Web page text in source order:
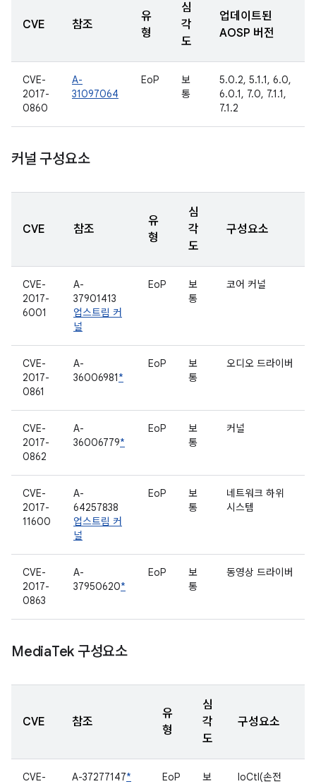
CVE 참조
유
형
심
각
도
업데이트된
AOSP 버전
CVE-
2017-
0860
A-
31097064
EoP
보
통
5.0.2, 5.1.1, 6.0,
6.0.1, 7.0, 7.1.1,
7.1.2
커널 구성요소
CVE 참조
유
형
심
각
도
구성요소
CVE-
2017-
6001
A-
37901413
업스트림 커
널
EoP
보
통
코어 커널
CVE-
2017-
0861
A-
36006981*
EoP
보
통
오디오 드라이버
CVE-
2017-
0862
A-
36006779*
EoP
보
통
커널
CVE-
2017-
11600
A-
64257838
업스트림 커
널
EoP
보
통
네트워크 하위
시스템
CVE-
2017-
0863
A-
37950620*
EoP
보
통
동영상 드라이버
MediaTek 구성요소
CVE 참조
유
형
심
각
도
구성요소
CVE-
A-37277147*
EoP
보
IoCtl(손전